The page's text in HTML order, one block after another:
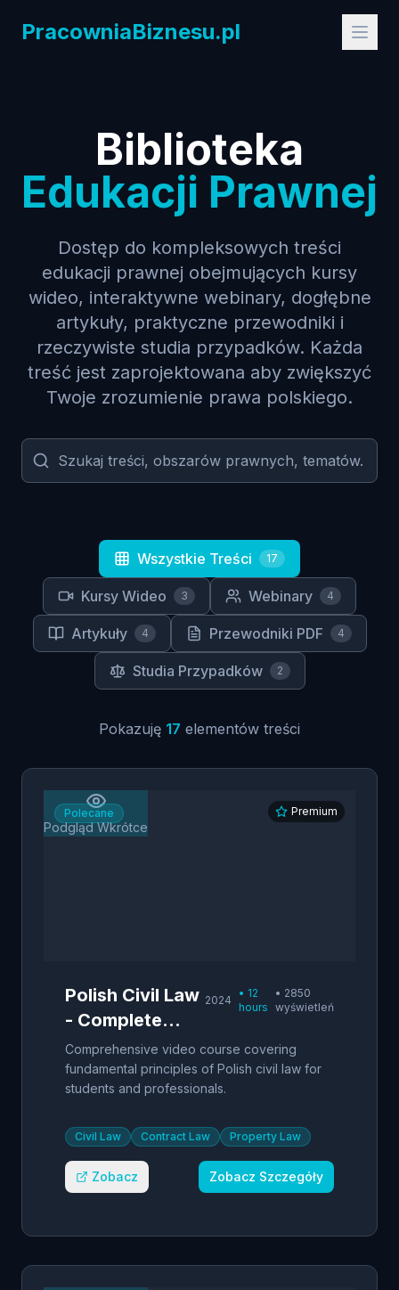
PracowniaBiznesu.pl
Biblioteka
Edukacji Prawnej
Dostęp do kompleksowych treści
edukacji prawnej obejmujących kursy
wideo, interaktywne webinary, dogłębne
artykuły, praktyczne przewodniki i
rzeczywiste studia przypadków. Każda
treść jest zaprojektowana aby zwiększyć
Twoje zrozumienie prawa polskiego.
Wszystkie Treści 17
Kursy Wideo 3 Webinary 4
Artykuły 4 Przewodniki PDF 4
Studia Przypadków 2
Pokazuję 17 elementów treści
Podgląd Wkrótce
Polecane Premium
Polish Civil Law
- Complete
Course
2024
• 12
hours
• 2850
wyświetleń
Comprehensive video course covering
fundamental principles of Polish civil law for
students and professionals.
Civil Law Contract Law Property Law
Zobacz Zobacz Szczegóły